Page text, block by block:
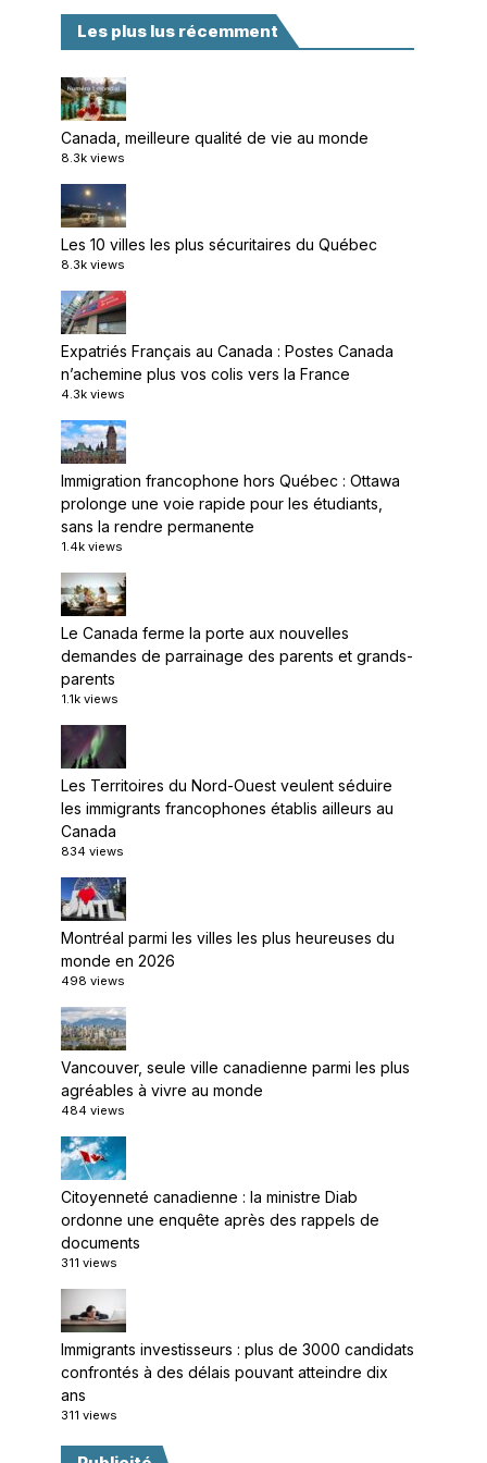
Les plus lus récemment
Canada, meilleure qualité de vie au monde
8.3k views
Les 10 villes les plus sécuritaires du Québec
8.3k views
Expatriés Français au Canada : Postes Canada
n’achemine plus vos colis vers la France
4.3k views
Immigration francophone hors Québec : Ottawa
prolonge une voie rapide pour les étudiants,
sans la rendre permanente
1.4k views
Le Canada ferme la porte aux nouvelles
demandes de parrainage des parents et grands-
parents
1.1k views
Les Territoires du Nord-Ouest veulent séduire
les immigrants francophones établis ailleurs au
Canada
834 views
Montréal parmi les villes les plus heureuses du
monde en 2026
498 views
Vancouver, seule ville canadienne parmi les plus
agréables à vivre au monde
484 views
Citoyenneté canadienne : la ministre Diab
ordonne une enquête après des rappels de
documents
311 views
Immigrants investisseurs : plus de 3000 candidats
confrontés à des délais pouvant atteindre dix
ans
311 views